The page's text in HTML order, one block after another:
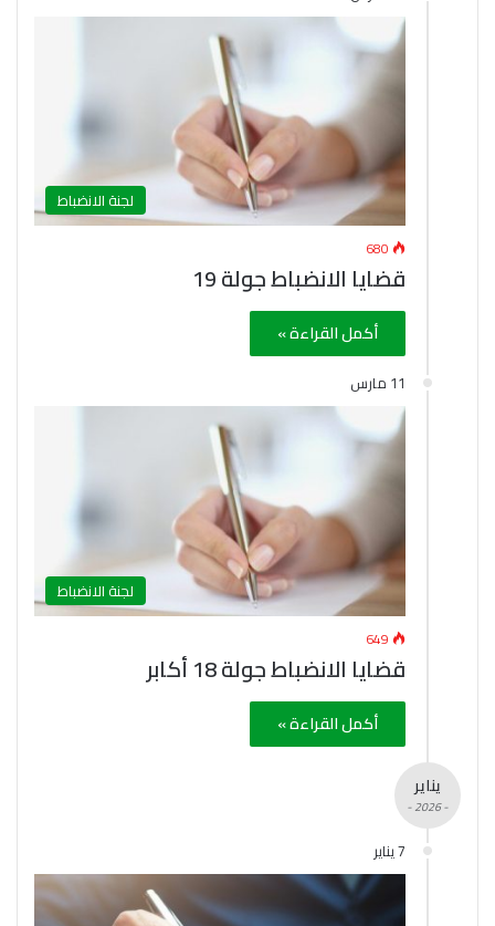
لجنة الانضباط
680
قضايا الانضباط جولة 19
أكمل القراءة »
11 مارس
لجنة الانضباط
649
قضايا الانضباط جولة 18 أكابر
أكمل القراءة »
يناير
- 2026 -
7 يناير